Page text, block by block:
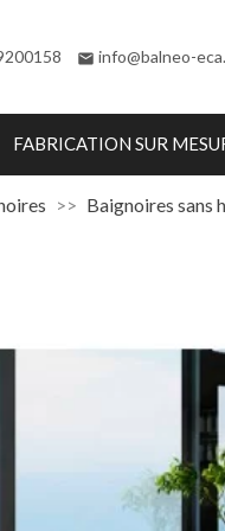
email info@balneo-
FABRICATION SUR
Baignoires sans